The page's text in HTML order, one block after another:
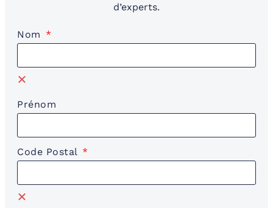
d’experts.
Nom
Prénom
Code Postal